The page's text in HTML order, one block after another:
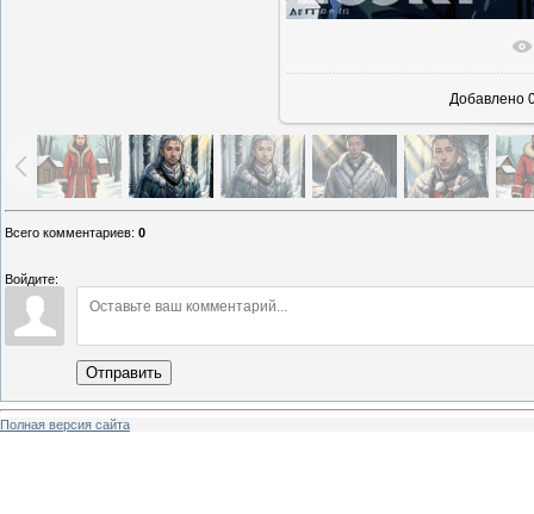
В
Добавлено
Всего комментариев: 0
Войдите:
Отправить
Полная версия сайта